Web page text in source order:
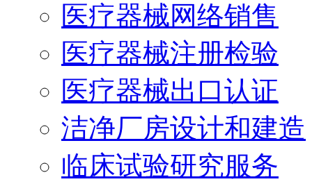
医疗器械网络销售
医疗器械注册检验
医疗器械出口认证
洁净厂房设计和建造
临床试验研究服务